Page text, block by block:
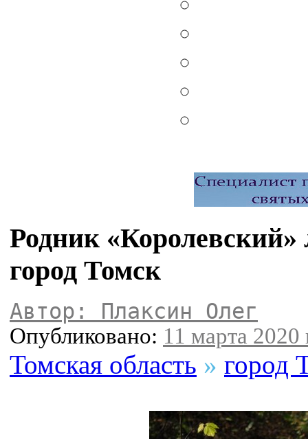
Родник
город Томск
Автор: Плаксин Олег
Опубликовано: 11 марта 2020
Томская область » город